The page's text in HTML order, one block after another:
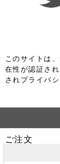
このサイトは
在性が認証さ
されプライバ
ご注文